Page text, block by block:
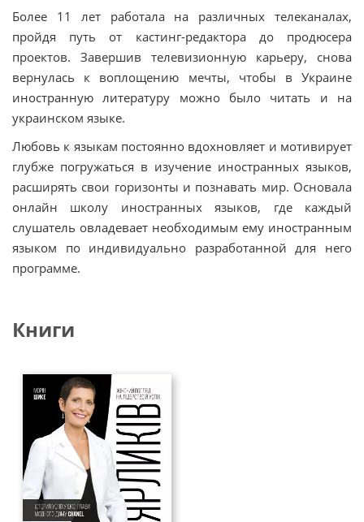
Более 11 лет работала на различных телеканалах,
пройдя путь от кастинг-редактора до продюсера
проектов. Завершив телевизионную карьеру, снова
вернулась к воплощению мечты, чтобы в Украине
иностранную литературу можно было читать и на
украинском языке.
Любовь к языкам постоянно вдохновляет и мотивирует
глубже погружаться в изучение иностранных языков,
расширять свои горизонты и познавать мир. Основала
онлайн школу иностранных языков, где каждый
слушатель овладевает необходимым ему иностранным
языком по индивидуально разработанной для него
программе.
Книги